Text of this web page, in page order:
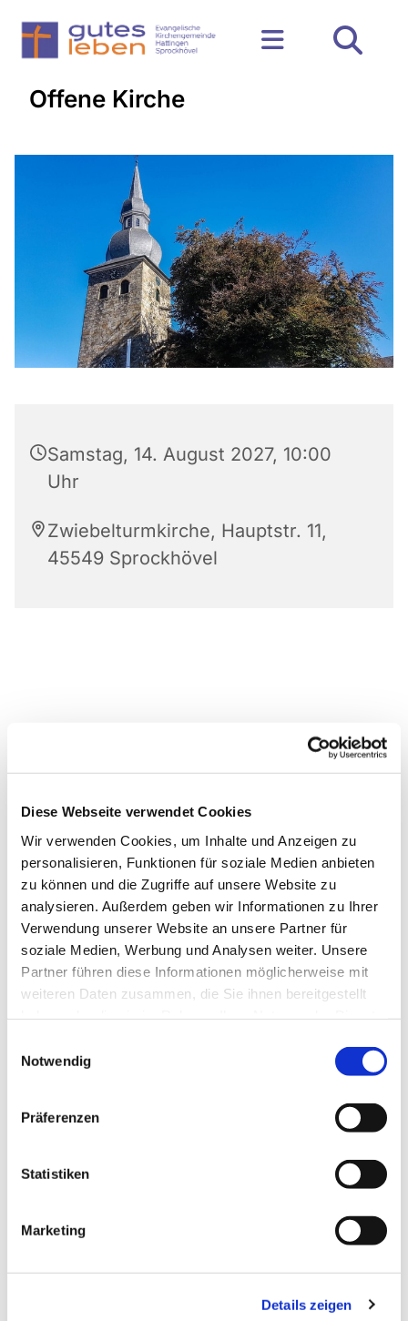
Diese Webseite verwendet Cookies
Wir verwenden Cookies, um Inhalte und Anzeigen zu
personalisieren, Funktionen für soziale Medien anbieten
zu können und die Zugriffe auf unsere Website zu
analysieren. Außerdem geben wir Informationen zu Ihrer
Verwendung unserer Website an unsere Partner für
soziale Medien, Werbung und Analysen weiter. Unsere
Partner führen diese Informationen möglicherweise mit
weiteren Daten zusammen, die Sie ihnen bereitgestellt
Notwendig
Präferenzen
Statistiken
Marketing
Details zeigen
Offene Kirche
Samstag, 14. August 2027, 10:00
Uhr
Zwiebelturmkirche, Hauptstr. 11,
45549 Sprockhövel
Dies könnte Sie auch